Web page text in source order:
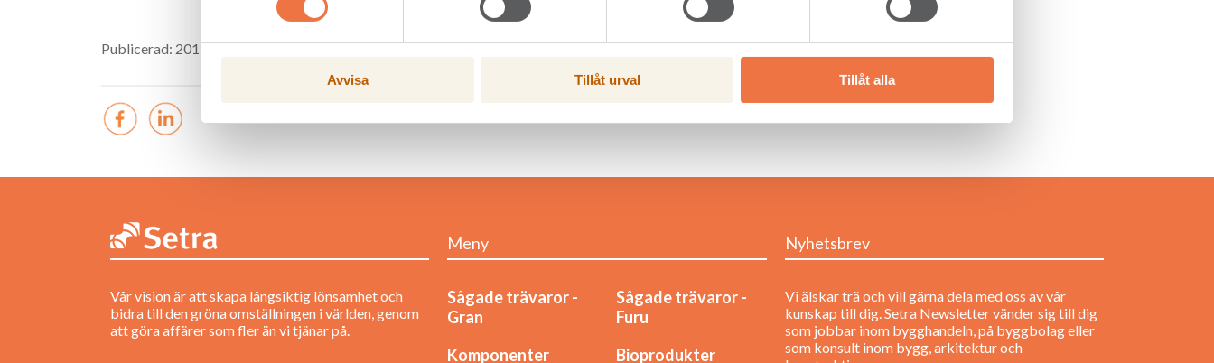
Avvisa Tillåt urval Tillåt alla
Publicerad: 2017-06-21
Vår vision är att skapa långsiktig lönsamhet och
bidra till den gröna omställningen i världen, genom
att göra affärer som fler än vi tjänar på.
Meny
Sågade trävaror -
Gran
Sågade trävaror -
Furu
Komponenter
Bioprodukter
Nyhetsbrev
Vi älskar trä och vill gärna dela med oss av vår
kunskap till dig. Setra Newsletter vänder sig till dig
som jobbar inom bygghandeln, på byggbolag eller
som konsult inom bygg, arkitektur och